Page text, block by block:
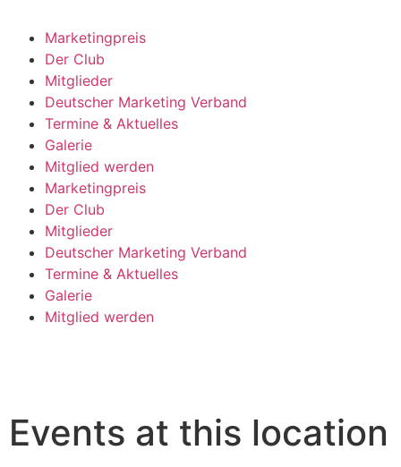
Marketingpreis
Der Club
Mitglieder
Deutscher Marketing Verband
Termine & Aktuelles
Galerie
Mitglied werden
Marketingpreis
Der Club
Mitglieder
Deutscher Marketing Verband
Termine & Aktuelles
Galerie
Mitglied werden
Events at this location